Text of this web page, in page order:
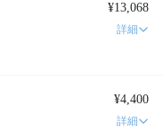
¥13,068
詳細
¥4,400
詳細